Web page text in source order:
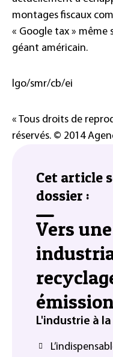
montages fiscaux
« Google tax » même
géant américain.
lgo/smr/cb/ei
« Tous droits de
réservés. © 2014
Cet article
dossier :
Vers une
L'industrie à la